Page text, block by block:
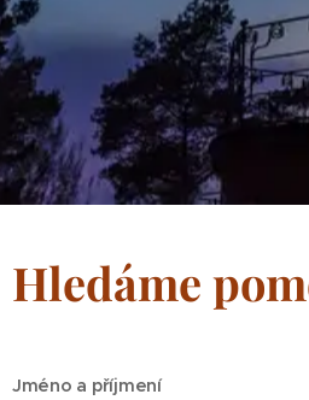
Hledáme
Jméno a příjmení